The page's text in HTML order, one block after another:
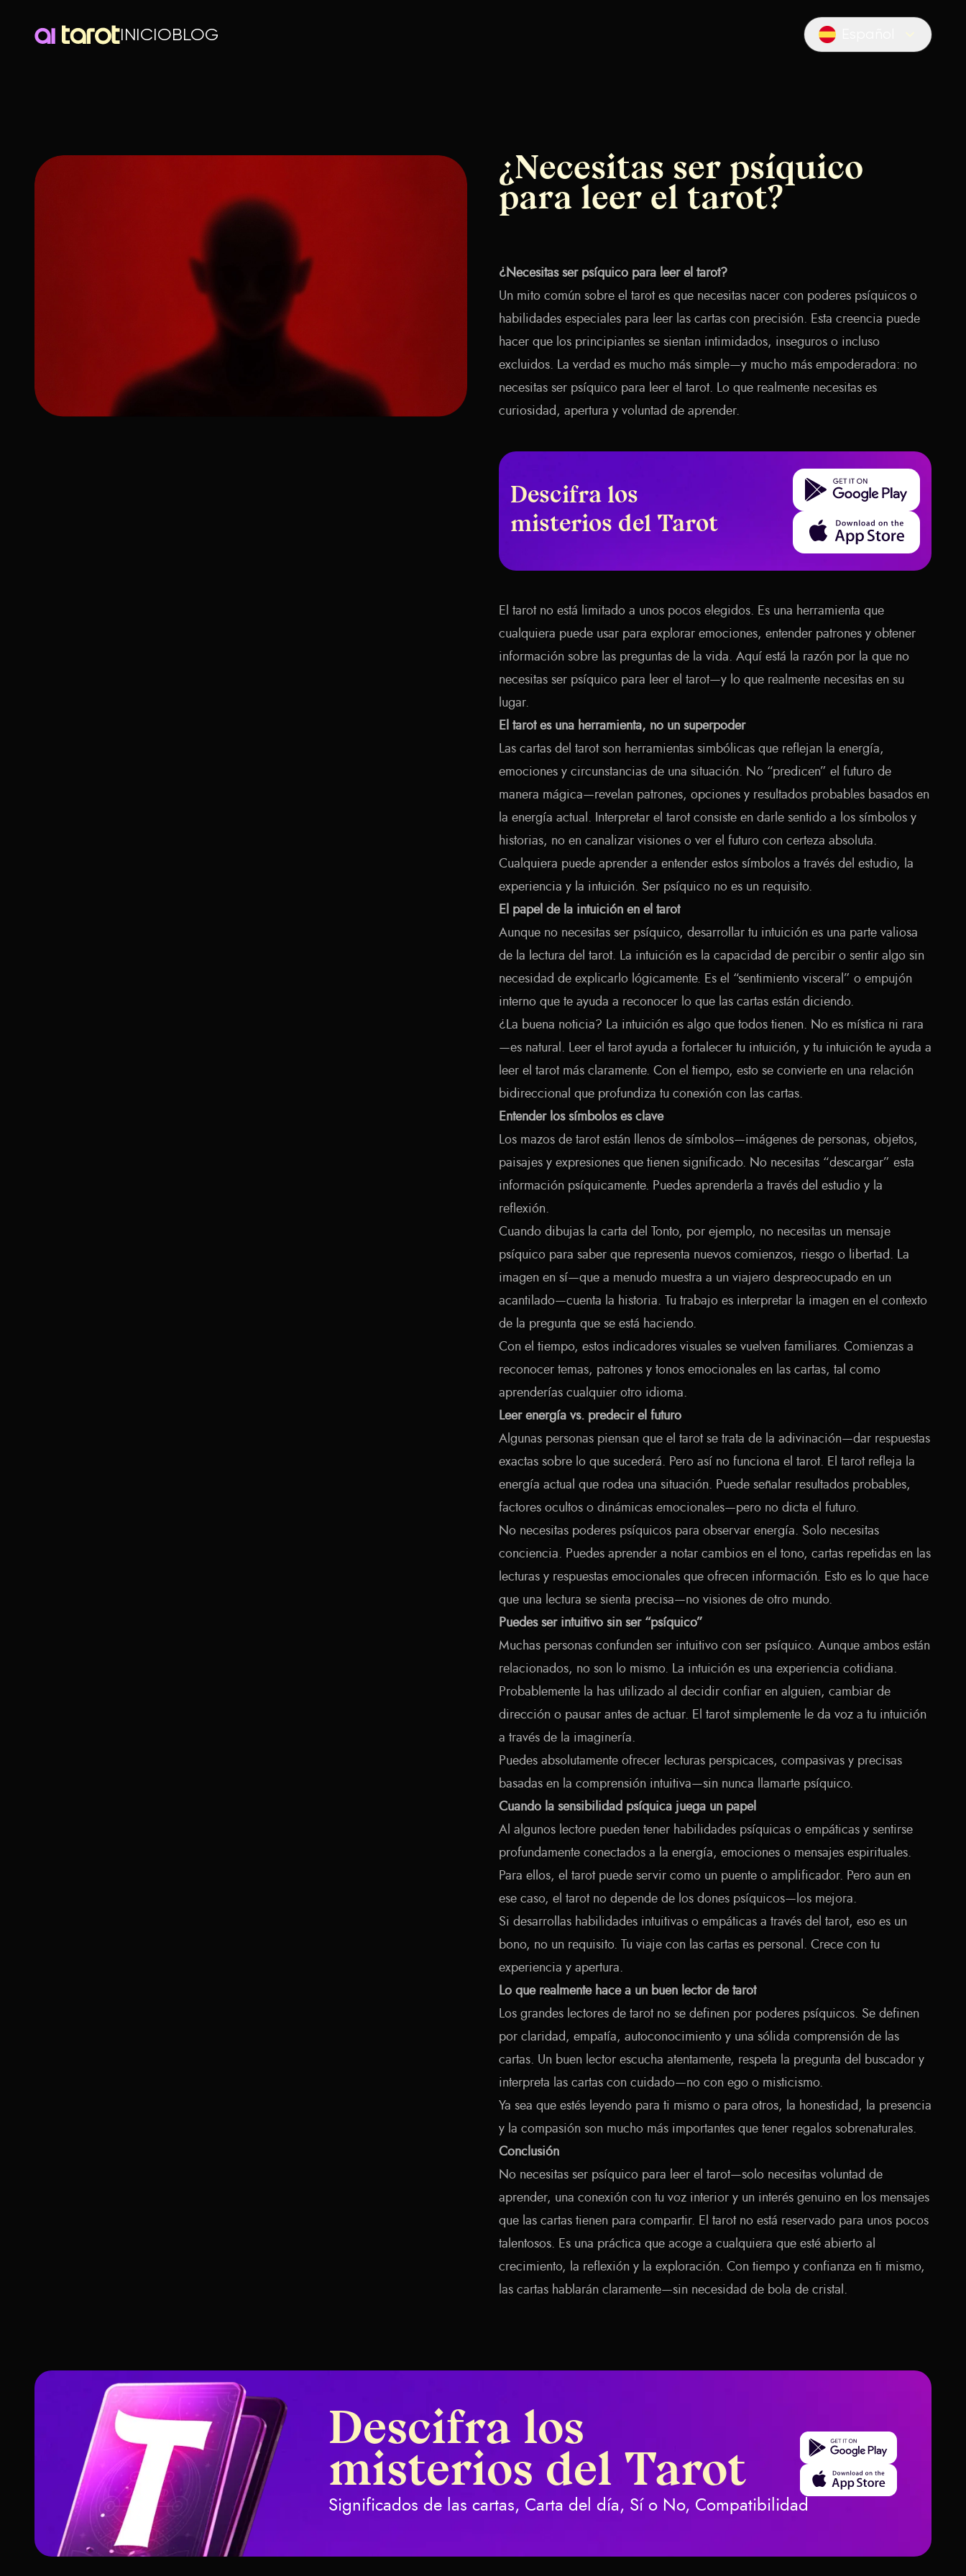
INICIOBLOG Locale switcher
¿Necesitas ser psíquico
para leer el tarot?
¿Necesitas ser psíquico para leer el tarot?
Un mito común sobre el tarot es que necesitas nacer con poderes psíquicos o
habilidades especiales para leer las cartas con precisión. Esta creencia puede
hacer que los principiantes se sientan intimidados, inseguros o incluso
excluidos. La verdad es mucho más simple—y mucho más empoderadora: no
necesitas ser psíquico para leer el tarot. Lo que realmente necesitas es
curiosidad, apertura y voluntad de aprender.
Descifra los
misterios del Tarot
Get it on Google Play
Download on the App Store
El tarot no está limitado a unos pocos elegidos. Es una herramienta que
cualquiera puede usar para explorar emociones, entender patrones y obtener
información sobre las preguntas de la vida. Aquí está la razón por la que no
necesitas ser psíquico para leer el tarot—y lo que realmente necesitas en su
lugar.
El tarot es una herramienta, no un superpoder
Las cartas del tarot son herramientas simbólicas que reflejan la energía,
emociones y circunstancias de una situación. No “predicen” el futuro de
manera mágica—revelan patrones, opciones y resultados probables basados en
la energía actual. Interpretar el tarot consiste en darle sentido a los símbolos y
historias, no en canalizar visiones o ver el futuro con certeza absoluta.
Cualquiera puede aprender a entender estos símbolos a través del estudio, la
experiencia y la intuición. Ser psíquico no es un requisito.
El papel de la intuición en el tarot
Aunque no necesitas ser psíquico, desarrollar tu intuición es una parte valiosa
de la lectura del tarot. La intuición es la capacidad de percibir o sentir algo sin
necesidad de explicarlo lógicamente. Es el “sentimiento visceral” o empujón
interno que te ayuda a reconocer lo que las cartas están diciendo.
¿La buena noticia? La intuición es algo que todos tienen. No es mística ni rara
—es natural. Leer el tarot ayuda a fortalecer tu intuición, y tu intuición te ayuda a
leer el tarot más claramente. Con el tiempo, esto se convierte en una relación
bidireccional que profundiza tu conexión con las cartas.
Entender los símbolos es clave
Los mazos de tarot están llenos de símbolos—imágenes de personas, objetos,
paisajes y expresiones que tienen significado. No necesitas “descargar” esta
información psíquicamente. Puedes aprenderla a través del estudio y la
reflexión.
Cuando dibujas la carta del Tonto, por ejemplo, no necesitas un mensaje
psíquico para saber que representa nuevos comienzos, riesgo o libertad. La
imagen en sí—que a menudo muestra a un viajero despreocupado en un
acantilado—cuenta la historia. Tu trabajo es interpretar la imagen en el contexto
de la pregunta que se está haciendo.
Con el tiempo, estos indicadores visuales se vuelven familiares. Comienzas a
reconocer temas, patrones y tonos emocionales en las cartas, tal como
aprenderías cualquier otro idioma.
Leer energía vs. predecir el futuro
Algunas personas piensan que el tarot se trata de la adivinación—dar respuestas
exactas sobre lo que sucederá. Pero así no funciona el tarot. El tarot refleja la
energía actual que rodea una situación. Puede señalar resultados probables,
factores ocultos o dinámicas emocionales—pero no dicta el futuro.
No necesitas poderes psíquicos para observar energía. Solo necesitas
conciencia. Puedes aprender a notar cambios en el tono, cartas repetidas en las
lecturas y respuestas emocionales que ofrecen información. Esto es lo que hace
que una lectura se sienta precisa—no visiones de otro mundo.
Puedes ser intuitivo sin ser “psíquico”
Muchas personas confunden ser intuitivo con ser psíquico. Aunque ambos están
relacionados, no son lo mismo. La intuición es una experiencia cotidiana.
Probablemente la has utilizado al decidir confiar en alguien, cambiar de
dirección o pausar antes de actuar. El tarot simplemente le da voz a tu intuición
a través de la imaginería.
Puedes absolutamente ofrecer lecturas perspicaces, compasivas y precisas
basadas en la comprensión intuitiva—sin nunca llamarte psíquico.
Cuando la sensibilidad psíquica juega un papel
Al algunos lectore pueden tener habilidades psíquicas o empáticas y sentirse
profundamente conectados a la energía, emociones o mensajes espirituales.
Para ellos, el tarot puede servir como un puente o amplificador. Pero aun en
ese caso, el tarot no depende de los dones psíquicos—los mejora.
Si desarrollas habilidades intuitivas o empáticas a través del tarot, eso es un
bono, no un requisito. Tu viaje con las cartas es personal. Crece con tu
experiencia y apertura.
Lo que realmente hace a un buen lector de tarot
Los grandes lectores de tarot no se definen por poderes psíquicos. Se definen
por claridad, empatía, autoconocimiento y una sólida comprensión de las
cartas. Un buen lector escucha atentamente, respeta la pregunta del buscador y
interpreta las cartas con cuidado—no con ego o misticismo.
Ya sea que estés leyendo para ti mismo o para otros, la honestidad, la presencia
y la compasión son mucho más importantes que tener regalos sobrenaturales.
Conclusión
No necesitas ser psíquico para leer el tarot—solo necesitas voluntad de
aprender, una conexión con tu voz interior y un interés genuino en los mensajes
que las cartas tienen para compartir. El tarot no está reservado para unos pocos
talentosos. Es una práctica que acoge a cualquiera que esté abierto al
crecimiento, la reflexión y la exploración. Con tiempo y confianza en ti mismo,
las cartas hablarán claramente—sin necesidad de bola de cristal.
Descifra los
misterios del Tarot
Significados de las cartas, Carta del día, Sí o No, Compatibilidad
Get it on Google Play
Download on the App Store